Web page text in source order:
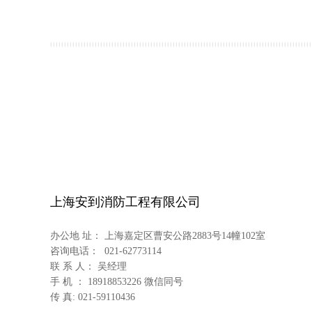
上海安到消防工程有限公司
办公地 址： 上海嘉定区曹安公路2883号14幢102室
咨询电话： 021-62773114
联 系 人： 吴经理
手 机 ： 18918853226 微信同号
传 真: 021-59110436